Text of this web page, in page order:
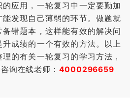
应用，一轮复习中一定要勤加
发现自己薄弱的环节。做题就
错题本，这样能有效的解决问
成绩的一个有效的方法。以上
的有关一轮复习的学习方法，
询在线老师： 4000296659